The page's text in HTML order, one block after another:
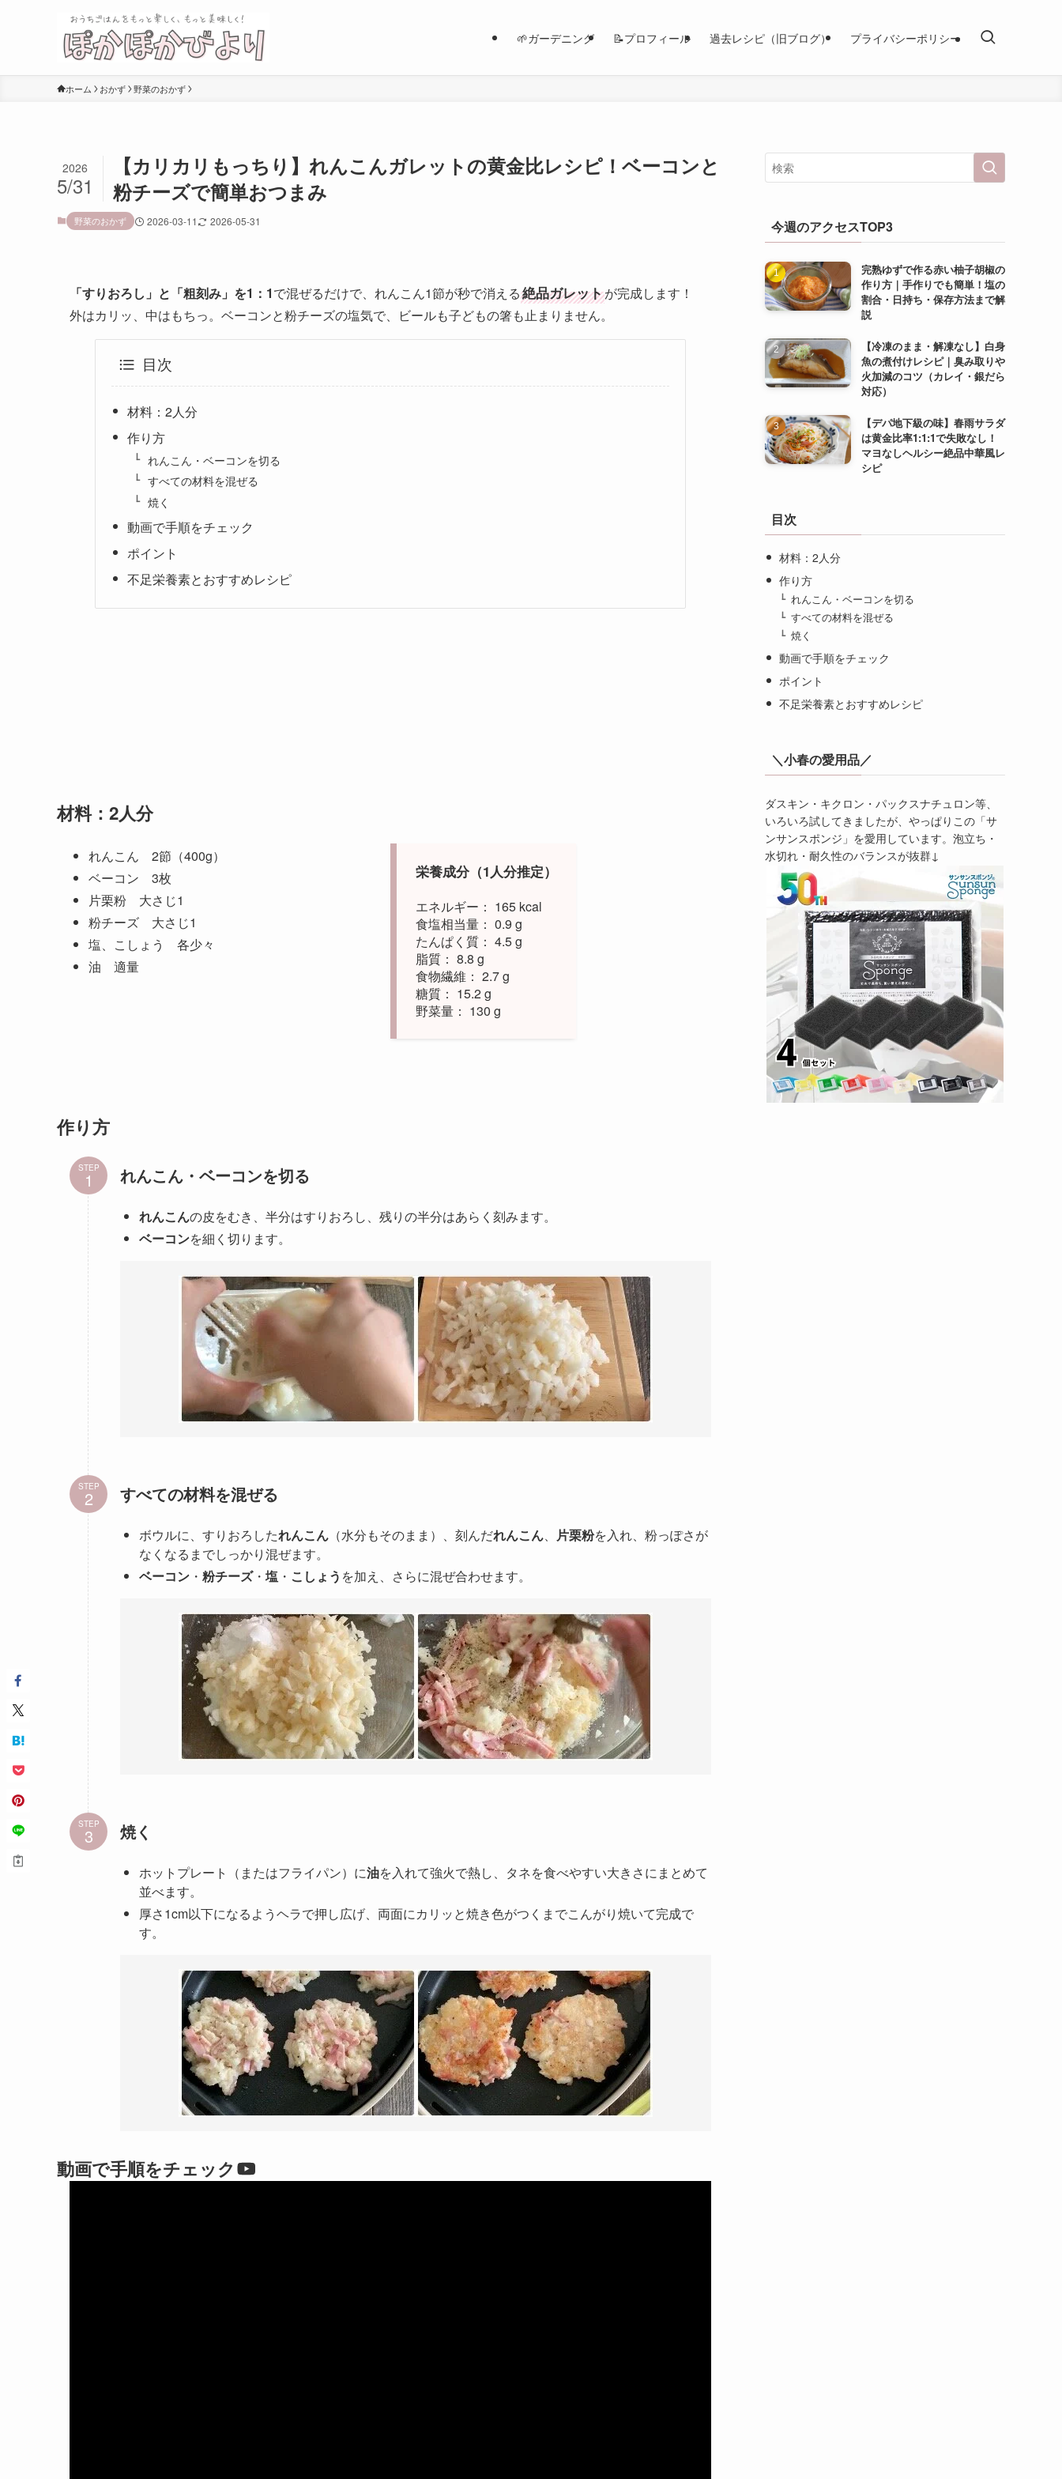
🌱ガーデニング 📝プロフィール 過去レシピ（旧ブログ） プライバシーポリシー
ホーム おかず 野菜のおかず
【カリカリもっちり】れんこんガレットの黄金比レシピ！ベーコンと
粉チーズで簡単おつまみ
2026
5/31
野菜のおかず 2026-03-11 2026-05-31
「すりおろし」と「粗刻み」を1：1で混ぜるだけで、れんこん1節が秒で消える絶品ガレットが完成します！
外はカリッ、中はもちっ。ベーコンと粉チーズの塩気で、ビールも子どもの箸も止まりません。
目次
材料：2人分
作り方
れんこん・ベーコンを切る
すべての材料を混ぜる
焼く
動画で手順をチェック
ポイント
不足栄養素とおすすめレシピ
材料：2人分
れんこん 2節（400g）
ベーコン 3枚
片栗粉 大さじ1
粉チーズ 大さじ1
塩、こしょう 各少々
油 適量
栄養成分（1人分推定）
エネルギー： 165 kcal
食塩相当量： 0.9 g
たんぱく質： 4.5 g
脂質： 8.8 g
食物繊維： 2.7 g
糖質： 15.2 g
野菜量： 130 g
作り方
STEP れんこん・ベーコンを切る
れんこんの皮をむき、半分はすりおろし、残りの半分はあらく刻みます。
ベーコンを細く切ります。
STEP すべての材料を混ぜる
ボウルに、すりおろしたれんこん （水分もそのまま）、刻んだれんこん、 片栗粉を入れ、粉っぽさが
なくなるまでしっかり混ぜます。
ベーコン ・ 粉チーズ・ 塩 ・ こしょう を加え、さらに混ぜ合わせます。
STEP 焼く
ホットプレート（またはフライパン）に油を入れて強火で熱し、タネを食べやすい大きさにまとめて
並べます。
厚さ1cm以下になるようヘラで押し広げ、両面にカリッと焼き色がつくまでこんがり焼いて完成で
す。
動画で手順をチェック
今週のアクセスTOP3
完熟ゆずで作る赤い柚子胡椒の
作り方｜手作りでも簡単！塩の
割合・日持ち・保存方法まで解
説
【冷凍のまま・解凍なし】白身
魚の煮付けレシピ｜臭み取りや
火加減のコツ（カレイ・銀だら
対応）
【デパ地下級の味】春雨サラダ
は黄金比率1:1:1で失敗なし！
マヨなしヘルシー絶品中華風レ
シピ
目次
材料：2人分
作り方
れんこん・ベーコンを切る
すべての材料を混ぜる
焼く
動画で手順をチェック
ポイント
不足栄養素とおすすめレシピ
＼小春の愛用品／
ダスキン・キクロン・パックスナチュロン等、
いろいろ試してきましたが、やっぱりこの「サ
ンサンスポンジ」を愛用しています。泡立ち・
水切れ・耐久性のバランスが抜群↓